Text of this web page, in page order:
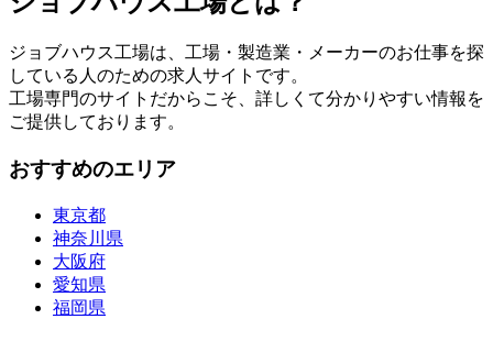
ジョブハウス工場は、工場・製造業・メーカーのお仕事を探
している人のための求人サイトです。
工場専門のサイトだからこそ、詳しくて分かりやすい情報を
ご提供しております。
おすすめのエリア
東京都
神奈川県
大阪府
愛知県
福岡県